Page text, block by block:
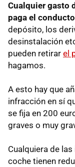
Cualquier gasto
paga el
depósito, los
desinstalación
pueden retirar el
hagamos.
A esto hay que
infracción en sí
se fija en 200
graves o muy
Cualquiera de
coche tienen